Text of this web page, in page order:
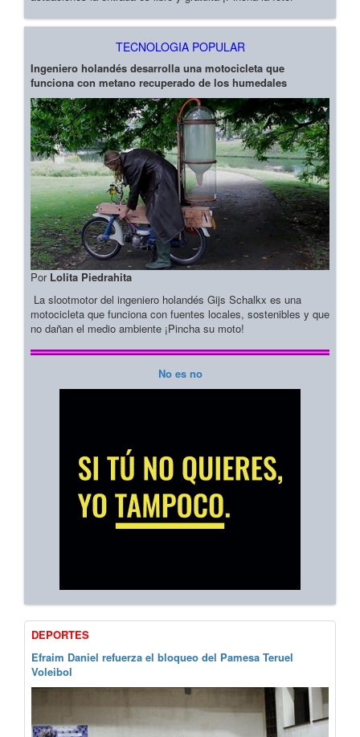
TECNOLOGIA POPULAR
Ingeniero holandés desarrolla una motocicleta que
funciona con metano recuperado de los humedales
Por Lolita Piedrahita
La slootmotor del ingeniero holandés Gijs Schalkx es una
motocicleta que funciona con fuentes locales, sostenibles y que
no dañan el medio ambiente ¡Pincha su moto!
No es no
DEPORTES
Efraim Daniel refuerza el bloqueo del Pamesa Teruel
Voleibol